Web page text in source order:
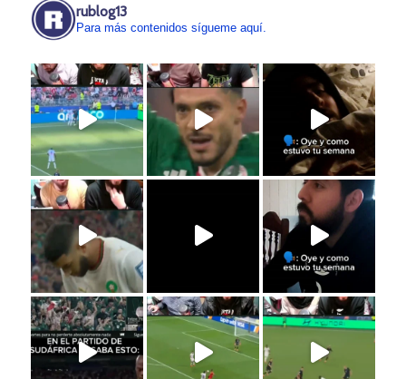
rublog13
Para más contenidos sígueme aquí.